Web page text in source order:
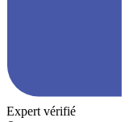
Expert vérifié